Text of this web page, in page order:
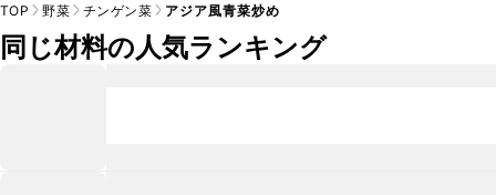
TOP 野菜 チンゲン菜 アジア風青菜炒め
同じ材料の人気ランキング